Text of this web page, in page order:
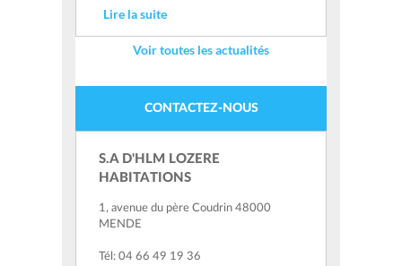
Lire la suite
Voir toutes les actualités
CONTACTEZ-NOUS
S.A D'HLM LOZERE
HABITATIONS
1, avenue du père Coudrin 48000
MENDE
Tél: 04 66 49 19 36